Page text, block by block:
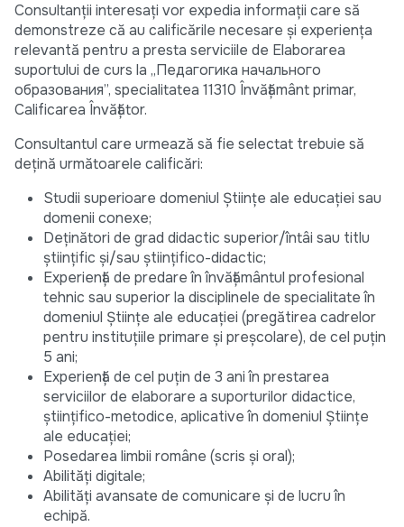
Consultanții interesați vor expedia informații care să
demonstreze că au calificările necesare și experiența
relevantă pentru a presta serviciile de Elaborarea
suportului de curs la „Педагогика начального
образования”, specialitatea 11310 Învățământ primar,
Calificarea Învățător.
Consultantul care urmează să fie selectat trebuie să
dețină următoarele calificări:
Studii superioare domeniul Științe ale educației sau
domenii conexe;
Deținători de grad didactic superior/întâi sau titlu
științific și/sau științifico-didactic;
Experiență de predare în învățământul profesional
tehnic sau superior la disciplinele de specialitate în
domeniul Științe ale educației (pregătirea cadrelor
pentru instituțiile primare și preșcolare), de cel puțin
5 ani;
Experiență de cel puțin de 3 ani în prestarea
serviciilor de elaborare a suporturilor didactice,
științifico-metodice, aplicative în domeniul Științe
ale educației;
Posedarea limbii române (scris și oral);
Abilități digitale;
Abilități avansate de comunicare și de lucru în
echipă.